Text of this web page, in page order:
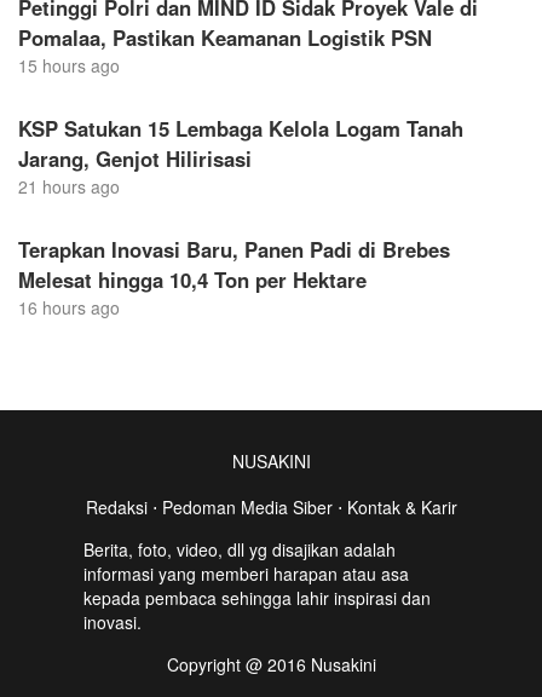
Petinggi Polri dan MIND ID Sidak Proyek Vale di
Pomalaa, Pastikan Keamanan Logistik PSN
15 hours ago
KSP Satukan 15 Lembaga Kelola Logam Tanah
Jarang, Genjot Hilirisasi
21 hours ago
Terapkan Inovasi Baru, Panen Padi di Brebes
Melesat hingga 10,4 Ton per Hektare
16 hours ago
NUSAKINI
Redaksi⋅ Pedoman Media Siber⋅ Kontak & Karir
Berita, foto, video, dll yg disajikan adalah
informasi yang memberi harapan atau asa
kepada pembaca sehingga lahir inspirasi dan
inovasi.
Copyright @ 2016 Nusakini